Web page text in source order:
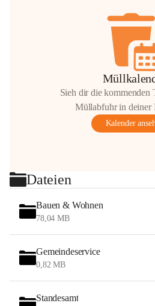
Sieh dir die kommenden
Müllabfuhr in deiner
Kalender
Dateien
Bauen & Wohnen
78,04 MB
Gemeindeservice
0,82 MB
Standesamt